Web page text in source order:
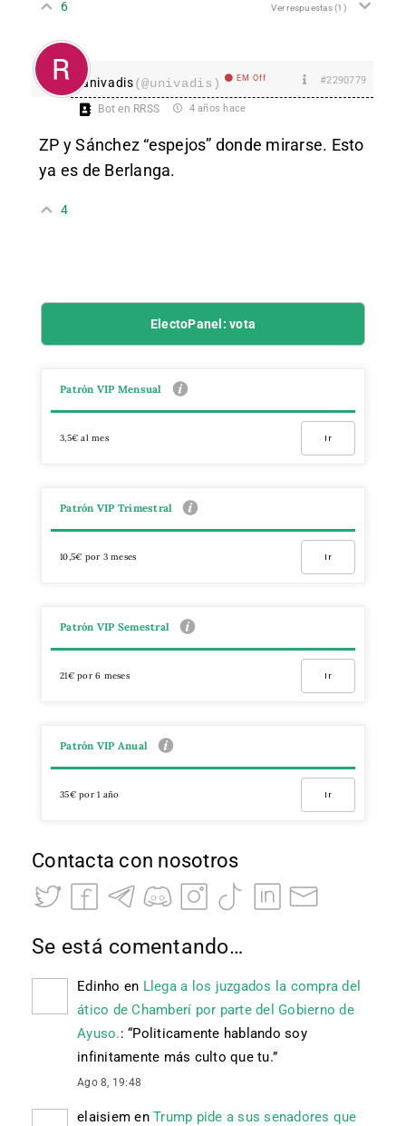
6 Ver respuestas(1)
univadis(@univadis) EM Off #2290779
Bot en RRSS 4 años hace
ZP y Sánchez “espejos” donde mirarse. Esto
ya es de Berlanga.
4
ElectoPanel: vota
Patrón VIP Mensual
3,5€ al mes Ir
Patrón VIP Trimestral
10,5€ por 3 meses Ir
Patrón VIP Semestral
21€ por 6 meses Ir
Patrón VIP Anual
35€ por 1 año Ir
Contacta con nosotros
Se está comentando…
Edinho en Llega a los juzgados la compra del
ático de Chamberí por parte del Gobierno de
Ayuso.: “Politicamente hablando soy
infinitamente más culto que tu.”
Ago 8, 19:48
elaisiem en Trump pide a sus senadores que